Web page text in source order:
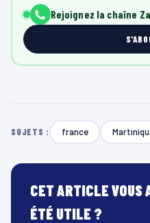
Rejoignez la chaîne
SUJETS : france
CET ARTICLE VOUS
ÉTÉ UTILE ?